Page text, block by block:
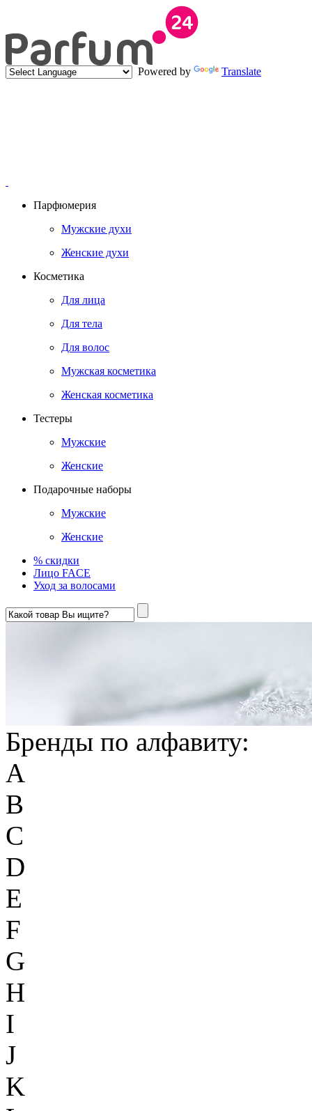
Powered by Translate
Парфюмерия
Мужские духи
Женские духи
Косметика
Для лица
Для тела
Для волос
Мужская косметика
Женская косметика
Тестеры
Мужские
Женские
Подарочные наборы
Мужские
Женские
% скидки
Лицо FACE
Уход за волосами
Бренды по алфавиту:
A
B
C
D
E
F
G
H
I
J
K